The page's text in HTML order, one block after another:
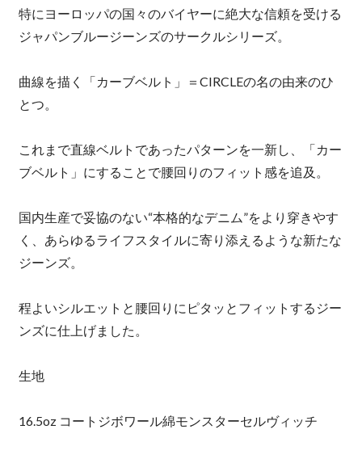
特にヨーロッパの国々のバイヤーに絶大な信頼を受ける
ジャパンブルージーンズのサークルシリーズ。
曲線を描く「カーブベルト」＝CIRCLEの名の由来のひ
とつ。
これまで直線ベルトであったパターンを一新し、「カー
ブベルト」にすることで腰回りのフィット感を追及。
国内生産で妥協のない“本格的なデニム”をより穿きやす
く、あらゆるライフスタイルに寄り添えるような新たな
ジーンズ。
程よいシルエットと腰回りにピタッとフィットするジー
ンズに仕上げました。
生地
16.5oz コートジボワール綿モンスターセルヴィッチ